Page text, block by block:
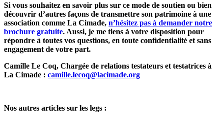
Si vous souhaitez en savoir plus sur ce mode de soutien ou bien
découvrir d’autres façons de transmettre son patrimoine à une
association comme La Cimade, n’hésitez pas à demander notre
brochure gratuite. Aussi, je me tiens à votre disposition pour
répondre à toutes vos questions, en toute confidentialité et sans
engagement de votre part.
Camille Le Coq, Chargée de relations testateurs et testatrices à
La Cimade : camille.lecoq@lacimade.org
Nos autres articles sur les legs :